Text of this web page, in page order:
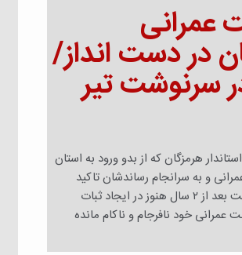
عمرانی
در دست انداز/
سرنوشت تیر
هرمزگان که از بدو ورود به استان
و‌ به سرانجام رساندشان تاکید
ویژه داشته است بعد از ۲ سال هنوز در ایجاد ثبات
عمرانی خود نافرجام و‌ ناکام مانده